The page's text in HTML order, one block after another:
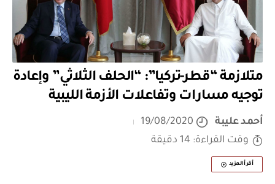
متلازمة “قطر-تركيا”: “الحلف الثلاثي” وإعادة
توجيه مسارات وتفاعلات الأزمة الليبية
أحمد عليبة
19/08/2020
وقت القراءة: 14 دقيقة
أقرأ المزيد